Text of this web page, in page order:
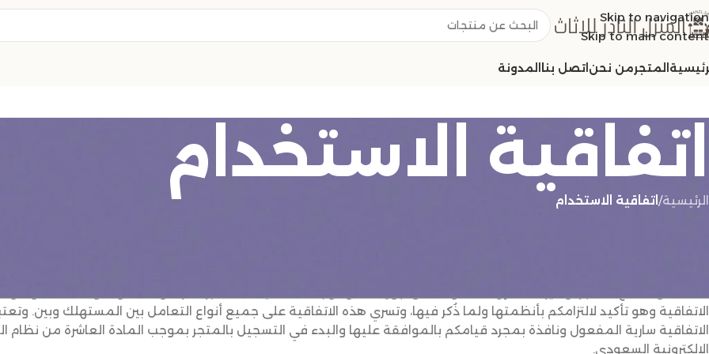
Skip to navigation
Skip to main content
المتجرمن نحن اتصل بنا المدونة
اتفاقية الاستخدام
الرئيسية/ اتفاقية الاستخدام
الاتفاقية وهو تأكيد لالتزامكم بأنظمتها ولما ذُكر فيها، وتسري هذه الاتفاقية على جميع أنواع التعامل بين المستهلك وبين.
الاتفاقية سارية المفعول ونافذة بمجرد قيامكم بالموافقة عليها والبدء في التسجيل بالمتجر بموجب المادة العاشرة من نظام
الإلكترونية السعودي.